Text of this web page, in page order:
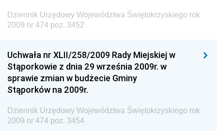
Dziennik Urzędowy Ministra Rozwoju, Pracy i
Dziennik Urzędowy Ministra Kultury, Dziedzictwa
Narodowego i Sportu
Dziennik Urzędowy Ministra Rodziny i Polityki
Społecznej
Dziennik Urzędowy Komendy Głównej Straży
Granicznej
Dziennik Urzędowy Województwa Świętokrzyskiego rok
2009 nr 474 poz. 3452
Uchwała nr XLII/258/2009 Rady Miejskiej w
Stąporkowie z dnia 29 września 2009r. w
sprawie zmian w budżecie Gminy
Stąporków na 2009r.
Dziennik Urzędowy Województwa Świętokrzyskiego rok
2009 nr 474 poz. 3454